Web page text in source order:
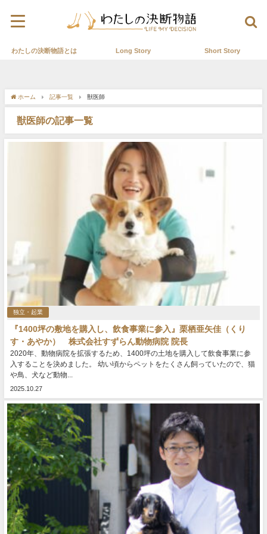
わたしの決断物語とは Long Story Short Story
ホーム 記事一覧 獣医師
獣医師の記事一覧
独立・起業
『1400坪の敷地を購入し、飲食事業に参入』栗栖亜矢佳（くり
す・あやか） 株式会社すずらん動物病院 院長
2020年、動物病院を拡張するため、1400坪の土地を購入して飲食事業に参
入することを決めました。 幼い頃からペットをたくさん飼っていたので、猫
や鳥、犬など動物...
2025.10.27